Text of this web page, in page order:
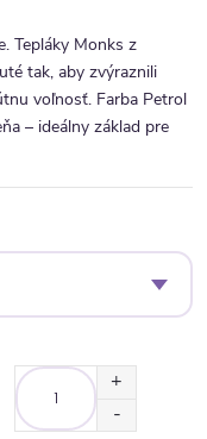
Tepláky Monks z
tak, aby zvýraznili
voľnosť. Farba Petrol
– ideálny základ pre